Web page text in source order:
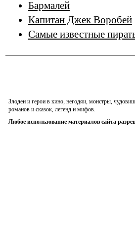
Бармалей
Капитан Джек Воробей
Самые известные
Злодеи и герои в кино, негодяи, монстры,
романов и сказок, легенд и мифов.
Любое использование материалов сайта